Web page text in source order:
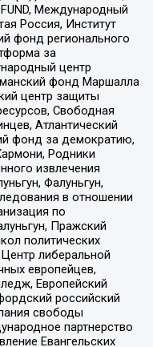
FUND, Международный
Россия, Институт
фонд регионального
за
центр
фонд Маршалла
центр защиты
Свободная
Атлантический
фонд за демократию,
Родники
извлечения
Фалуньгун,
в отношении
по
Пражский
политических
либеральной
европейцев,
Европейский
российский
свободы
партнерство
Евангельских